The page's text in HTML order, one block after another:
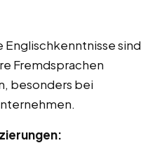
Englischkenntnisse sind
Fremdsprachen
besonders bei